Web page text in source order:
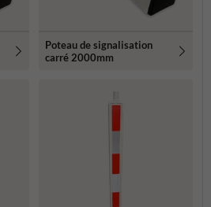
Poteau de signalisation
carré 2000mm